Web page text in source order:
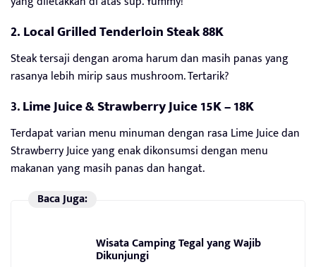
2. Local Grilled Tenderloin Steak 88K
Steak tersaji dengan aroma harum dan masih panas yang
rasanya lebih mirip saus mushroom. Tertarik?
3.Lime Juice & Strawberry Juice 15K – 18K
Terdapat varian menu minuman dengan rasa Lime Juice dan
Strawberry Juice yang enak dikonsumsi dengan menu
makanan yang masih panas dan hangat.
Baca Juga:
Wisata Camping Tegal yang Wajib
Dikunjungi